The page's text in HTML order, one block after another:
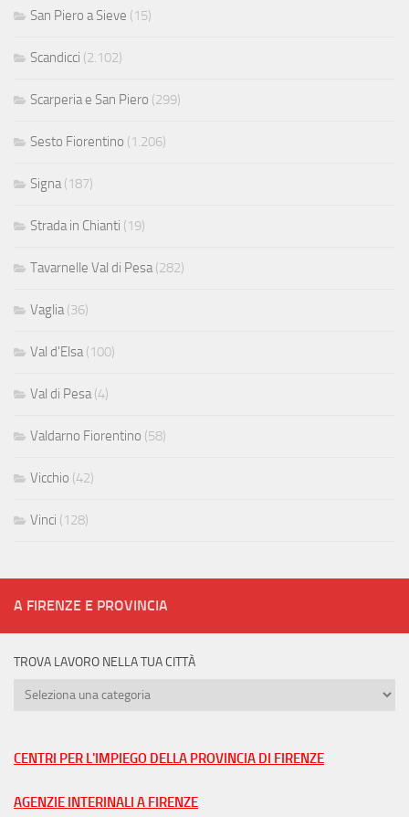
San Piero a Sieve (15)
Scandicci (2.102)
Scarperia e San Piero (299)
Sesto Fiorentino (1.206)
Signa(187)
Strada in Chianti (19)
Tavarnelle Val di Pesa(282)
Vaglia(36)
Val d'Elsa(100)
Val di Pesa(4)
Valdarno Fiorentino (58)
Vicchio (42)
Vinci (128)
A FIRENZE E PROVINCIA
TROVA LAVORO NELLA TUA CITTÀ
Trova
tua
CENTRI PER L'IMPIEGO DELLA PROVINCIA DI FIRENZE
AGENZIE INTERINALI A FIRENZE